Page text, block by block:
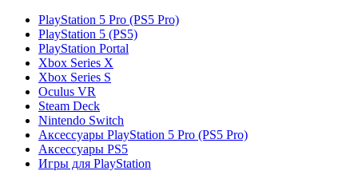
PlayStation 5 Pro (PS5 Pro)
PlayStation 5 (PS5)
PlayStation Portal
Xbox Series X
Xbox Series S
Oculus VR
Steam Deck
Nintendo Switch
Аксессуары PlayStation 5 Pro (PS5 Pro)
Аксессуары PS5
Игры для PlayStation